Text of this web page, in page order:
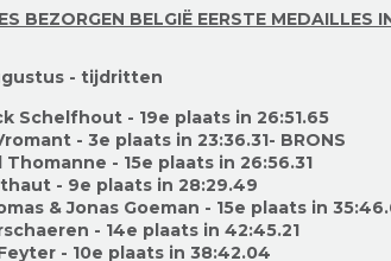
BEZORGEN BELGIË EERSTE MEDAILLES
- tijdritten
Schelfhout - 19e plaats in 26:51.65
- 3e plaats in 23:36.31- BRONS
Thomanne - 15e plaats in 26:56.31
- 9e plaats in 28:29.49
& Jonas Goeman - 15e plaats in
- 14e plaats in 42:45.21
- 10e plaats in 38:42.04